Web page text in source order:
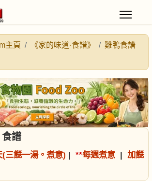
主頁 《家的味道·食譜》
雞鴨食譜
譜
(三餸一湯。煮意) | **每週煮意 | 加餸